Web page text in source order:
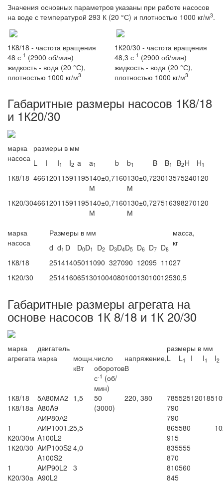
Значения основных параметров указаны при работе насосов
на воде с температурой 293 К (20 °С) и плотностью 1000 кг/м3.
1К8/18 - частота вращения
48 с-1 (2900 об/мин)
жидкость - вода (20 °С),
плотностью 1000 кг/м3
1К20/30 - частота вращения
48,3 с-1 (2900 об/мин)
жидкость - вода (20 °С),
плотностью 1000 кг/м3
Габаритные размеры насосов 1К8/18
и 1К20/30
марка
насоса
размеры в мм
L
I I1 I2 a a1 b b1 B B1 B2H H1
1К8/18 46612011591 195140±0,7
М
160130±0,7
М
23013575240120
1К20/3046612011591 195140±0,7
М
160130±0,7
М
27516398270120
марка
насоса
Размеры в мм
масса,
кг
d d1 D D0D1 D2 D3D4D5 D6 D7 D8
1К8/18 25141405011090 327090 12095 11027
1К20/30
251416065130100408010013010012530,5
Габаритные размеры агрегата на
основе насосов 1К 8/18 и 1К 20/30
марка
агрегата
двигатель
размеры в мм
марка
мощн.
кВт
число
оборотов
с-1 (об/
мин)
напряжение,
В
L L1 I I1 I2
1К8/18
1К8/18a
5А80МА2 1,5
50
(3000)
220, 380 785525120185
A80A9
790
АИР80А2
790
1
К20/30м
АИР1001.25,5 865580
A100L2
915
1К20/30 AИP100S2 4,0 835555
A100S2
870
1
К20/30а
AИP90L2 3 810560
A90L2
845